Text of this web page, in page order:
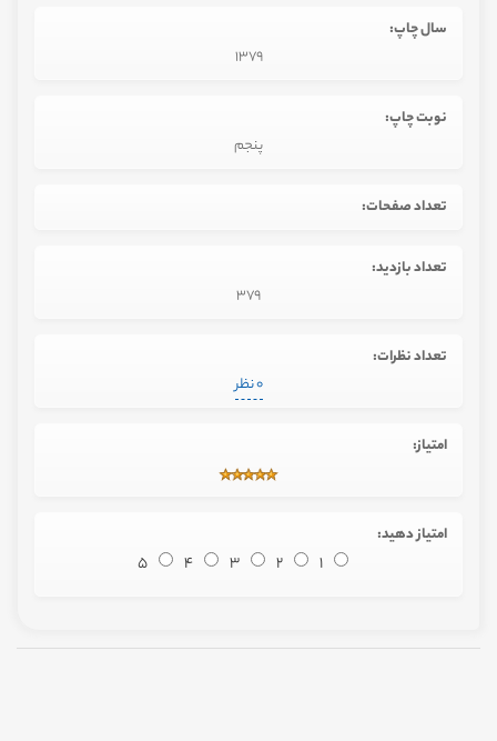
سال چاپ:
1379
نوبت چاپ:
پنجم
تعداد صفحات:
تعداد بازدید:
379
تعداد نظرات:
0 نظر
امتیاز:
امتیاز دهید:
1
2
3
4
5